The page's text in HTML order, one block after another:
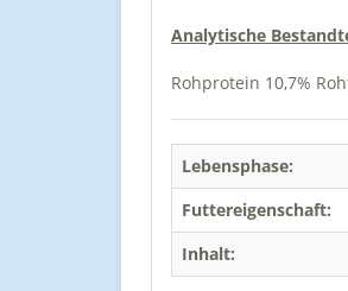
Analytische
Rohprotein 10,7%
Lebensphase:
Futtereigenschaft:
Inhalt: